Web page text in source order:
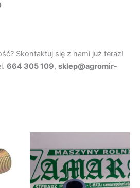
Skontaktuj się z nami już teraz!
664 305 109, sklep@agromir-